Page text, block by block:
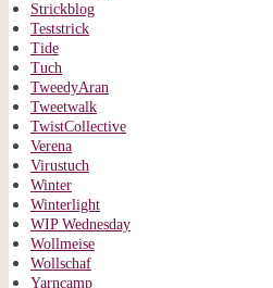
Strickblog
Teststrick
Tide
Tuch
TweedyAran
Tweetwalk
TwistCollective
Verena
Virustuch
Winter
Winterlight
WIP Wednesday
Wollmeise
Wollschaf
Yarncamp